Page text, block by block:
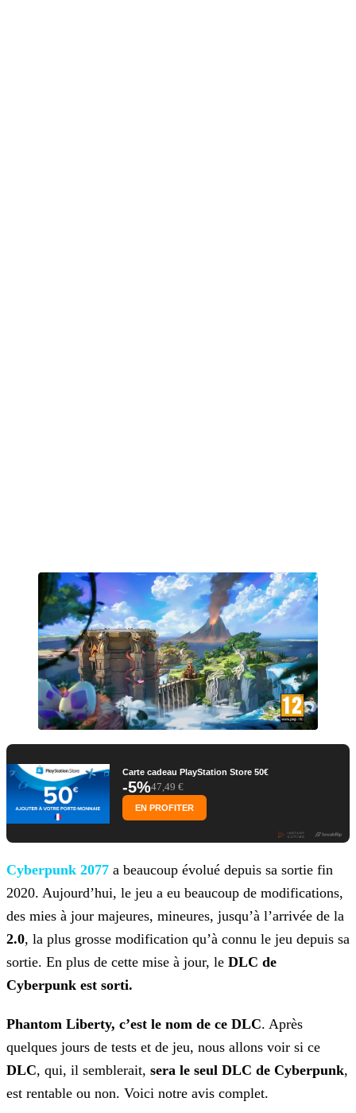
Carte cadeau PlayStation Store 50€
-5%47,49 €
EN PROFITER
Cyberpunk 2077 a beaucoup évolué depuis sa sortie fin
2020. Aujourd’hui, le jeu a eu beaucoup de modifications,
des mies à jour majeures, mineures, jusqu’à l’arrivée de la
2.0, la plus grosse modification qu’à connu le jeu depuis sa
sortie. En plus de cette mise à jour, le DLC de
Cyberpunk est sorti.
Phantom Liberty, c’est le nom de ce DLC. Après
quelques jours de tests et de jeu, nous allons voir si ce
DLC, qui, il semblerait, sera le seul DLC de Cyberpunk,
est rentable ou non. Voici notre avis complet.